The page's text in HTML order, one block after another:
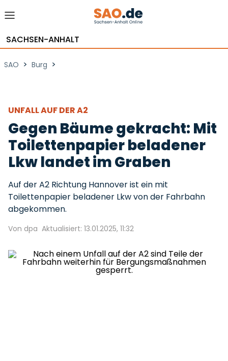
SACHSEN-ANHALT
SAO > Burg >
UNFALL AUF DER A2
Gegen Bäume gekracht: Mit
Toilettenpapier beladener
Lkw landet im Graben
Auf der A2 Richtung Hannover ist ein mit
Toilettenpapier beladener Lkw von der Fahrbahn
abgekommen.
Von dpa Aktualisiert: 13.01.2025, 11:32